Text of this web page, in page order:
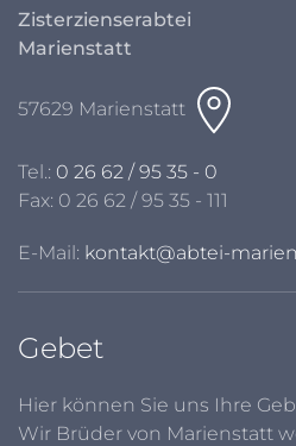
Zisterzienserabtei
Marienstatt
57629 Marienstatt
Tel.: 0 26 62 / 95 35 - 0
Fax: 0 26 62 / 95 35 - 111
E-Mail: kontakt@abtei-
Gebet
Hier können Sie uns Ihre
Wir Brüder von Marienstatt